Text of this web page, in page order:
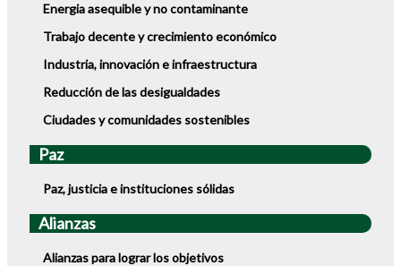
Energia asequible y no contaminante
Trabajo decente y crecimiento económico
Industria, innovación e infraestructura
Reducción de las desigualdades
Ciudades y comunidades sostenibles
Paz
Paz, justicia e instituciones sólidas
Alianzas
Alianzas para lograr los objetivos